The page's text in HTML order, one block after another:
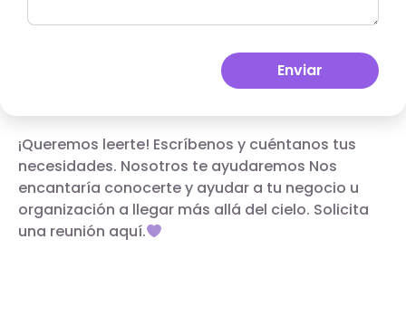
Enviar
¡Queremos leerte! Escríbenos y cuéntanos tus
necesidades. Nosotros te ayudaremos Nos
encantaría conocerte y ayudar a tu negocio u
organización a llegar más allá del cielo. Solicita
una reunión aquí.